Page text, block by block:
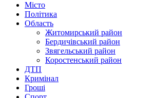
Місто
Політика
Область
Житомирський район
Бердичівський район
Звягельський район
Коростенський район
ДТП
Кримінал
Гроші